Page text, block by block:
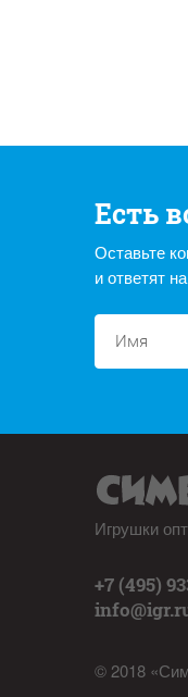
Есть
Оставьте
и ответят
Игрушки
+7 (495)
© 2018